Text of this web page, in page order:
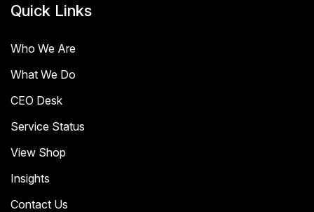
Quick Links
Who We Are
What We Do
CEO Desk
Service Status
View Shop
Insights
Contact Us